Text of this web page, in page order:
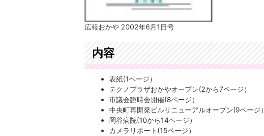
広報おかや 2002年6月1日号
内容
表紙(1ページ）
テクノプラザおかやオープン(2から7ページ）
市議会臨時会開催(8ページ）
中央町再開発ビルリニューアルオープン(9ページ）
岡谷病院(10から14ページ）
カメラリポート(15ページ）